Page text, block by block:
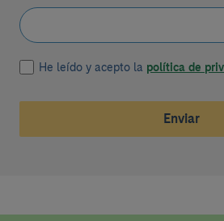
He leído y acepto la política de
Enviar